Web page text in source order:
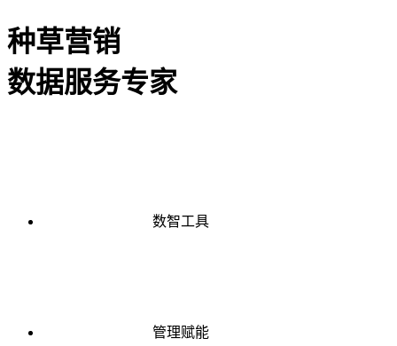
种草营销
数据服务专家
数智工具
管理赋能